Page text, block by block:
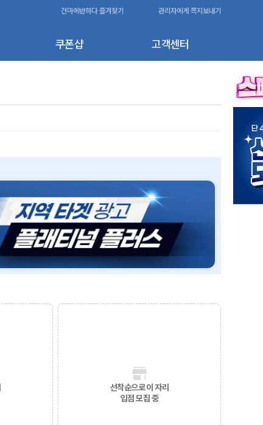
쿠폰샵 고객센터
건마에반하다 즐겨찾기 관리자에게 쪽지보내기
선착순으로 이 자리
입점 모집 중